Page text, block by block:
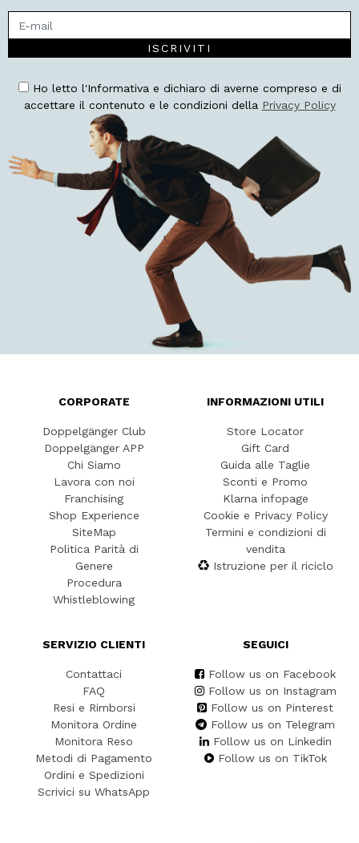
ISCRIVITI
Ho letto l'Informativa e dichiaro di averne compreso e di
accettare il contenuto e le condizioni della Privacy Policy
CORPORATE
Doppelgänger Club
Doppelgänger APP
Chi Siamo
Lavora con noi
Franchising
Shop Experience
SiteMap
Politica Parità di
Genere
Procedura
Whistleblowing
INFORMAZIONI UTILI
Store Locator
Gift Card
Guida alle Taglie
Sconti e Promo
Klarna infopage
Cookie e Privacy Policy
Termini e condizioni di
vendita
Istruzione per il riciclo
SERVIZIO CLIENTI
Contattaci
FAQ
Resi e Rimborsi
Monitora Ordine
Monitora Reso
Metodi di Pagamento
Ordini e Spedizioni
Scrivici su WhatsApp
SEGUICI
Follow us on Facebook
Follow us on Instagram
Follow us on Pinterest
Follow us on Telegram
Follow us on Linkedin
Follow us on TikTok